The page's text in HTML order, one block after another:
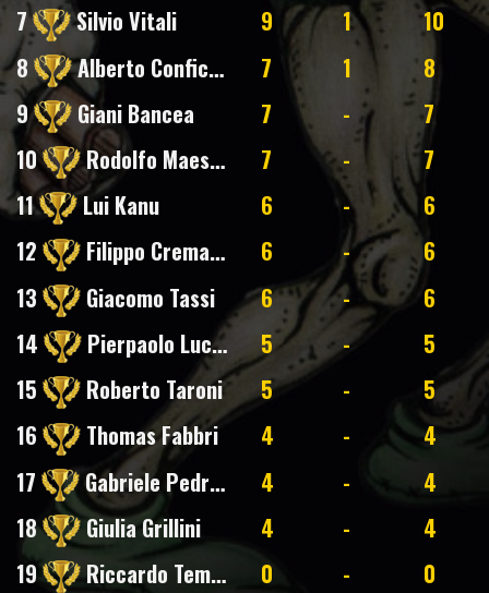
7
Silvio Vitali 9 1
10
8
Alberto Conficoni 7 1
8
9
Giani Bancea 7 -
7
10
Rodolfo Maestri 7 -
7
11
Lui Kanu 6 -
6
12
Filippo Cremaschi 6 -
6
13
Giacomo Tassi 6 -
6
14
Pierpaolo Luciano 5 -
5
15
Roberto Taroni 5 -
5
16
Thomas Fabbri 4 -
4
17
Gabriele Pedretti 4 -
4
18
Giulia Grillini 4 -
4
19
Riccardo Tempobono 0 - 0